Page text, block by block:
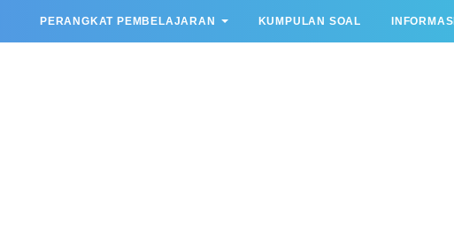
PERANGKAT PEMBELAJARAN KUMPULAN SOAL INFORMASI